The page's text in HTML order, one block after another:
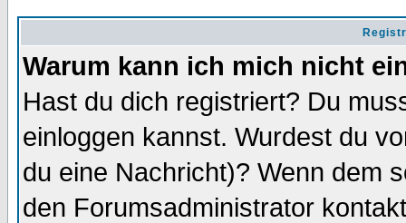
Warum kann ich mich nicht
Hast du dich registriert? Du
einloggen kannst. Wurdest du
du eine Nachricht)? Wenn dem
den Forumsadministrator